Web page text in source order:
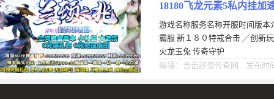
18180飞龙元素5私内挂加
游戏名称服务名称开服时间版本
霸服 新１８０特戒合击 ╱创
火龙玉兔 传奇守护
编辑：合击超变传奇网 发布时